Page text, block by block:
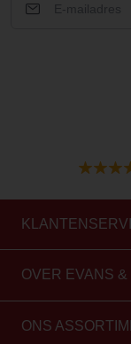
OVER EVANS &
ONS